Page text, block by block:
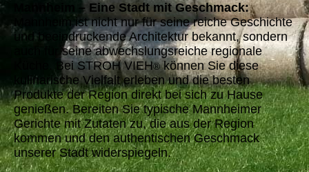
Mannheim – Eine Stadt mit Geschmack:
Mannheim ist nicht nur für seine reiche Geschichte
und beeindruckende Architektur bekannt, sondern
auch für seine abwechslungsreiche regionale
Küche. Bei STROH VIEH®können Sie diese
kulinarische Vielfalt erleben und die besten
Produkte der Region direkt bei sich zu Hause
genießen. Bereiten Sie typische Mannheimer
Gerichte mit Zutaten zu, die aus der Region
kommen und den authentischen Geschmack
unserer Stadt widerspiegeln.